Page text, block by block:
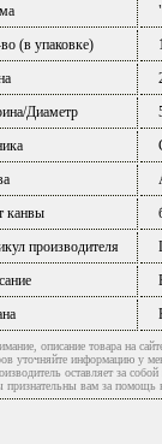
(в упаковке)
Диаметр
канвы
производителя
описание товара на
уточняйте информацию у
оставляет за
вам за помощь в